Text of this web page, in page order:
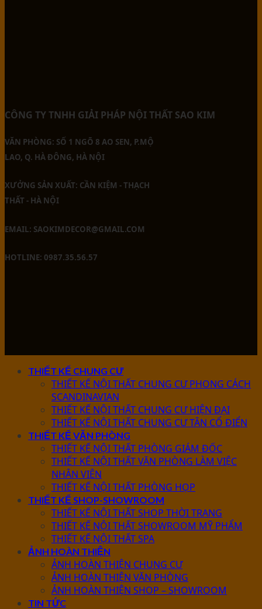
CÔNG TY TNHH GIẢI PHÁP NỘI THẤT SAO KIM
VĂN PHÒNG: SỐ 1 NGÕ 8 AO SEN, P.MỘ
LAO, Q. HÀ ĐÔNG, HÀ NỘI
XƯỞNG SẢN XUẤT: CẦN KIỆM - THẠCH
THẤT - HÀ NỘI
EMAIL: SAOKIMDECOR@GMAIL.COM
HOTLINE: 0987.35.56.57
THIẾT KẾ CHUNG CƯ
THIẾT KẾ NỘI THẤT CHUNG CƯ PHONG CÁCH
SCANDINAVIAN
THIẾT KẾ NỘI THẤT CHUNG CƯ HIỆN ĐẠI
THIẾT KẾ NỘI THẤT CHUNG CƯ TÂN CỔ ĐIỂN
THIẾT KẾ VĂN PHÒNG
THIẾT KẾ NỘI THẤT PHÒNG GIÁM ĐỐC
THIẾT KẾ NỘI THẤT VĂN PHÒNG LÀM VIỆC
NHÂN VIÊN
THIẾT KẾ NỘI THẤT PHÒNG HỌP
THIẾT KẾ SHOP-SHOWROOM
THIẾT KẾ NỘI THẤT SHOP THỜI TRANG
THIẾT KẾ NỘI THẤT SHOWROOM MỸ PHẨM
THIẾT KẾ NỘI THẤT SPA
ẢNH HOÀN THIỆN
ẢNH HOÀN THIỆN CHUNG CƯ
ẢNH HOÀN THIỆN VĂN PHÒNG
ẢNH HOÀN THIỆN SHOP – SHOWROOM
TIN TỨC